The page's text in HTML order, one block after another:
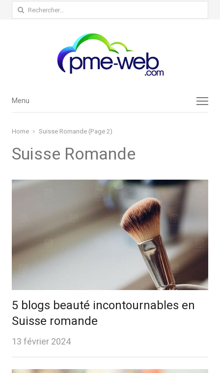
Rechercher :
Menu
Menu
Home Suisse Romande (Page 2)
Suisse Romande
5 blogs beauté incontournables en
Suisse romande
13 février 2024